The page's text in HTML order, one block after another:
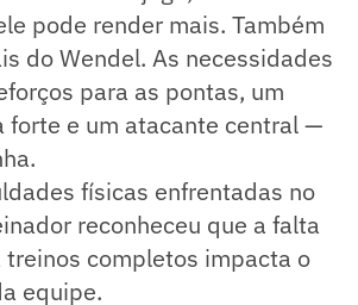
pode render mais. Também
do Wendel. As necessidades
para as pontas, um
forte e um atacante central —
físicas enfrentadas no
reconheceu que a falta
completos impacta o
equipe.